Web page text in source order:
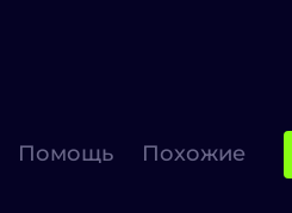
Помощь Похожие